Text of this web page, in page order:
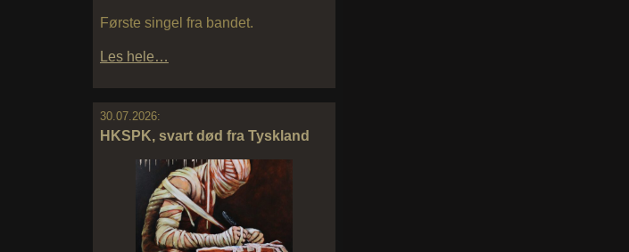
Første singel fra bandet.
Les hele…
30.07.2026:
HKSPK, svart død fra Tyskland